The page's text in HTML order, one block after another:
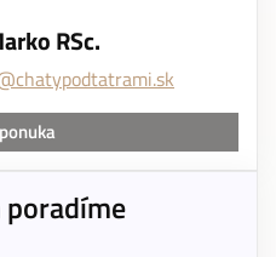
RSc.
poradíme